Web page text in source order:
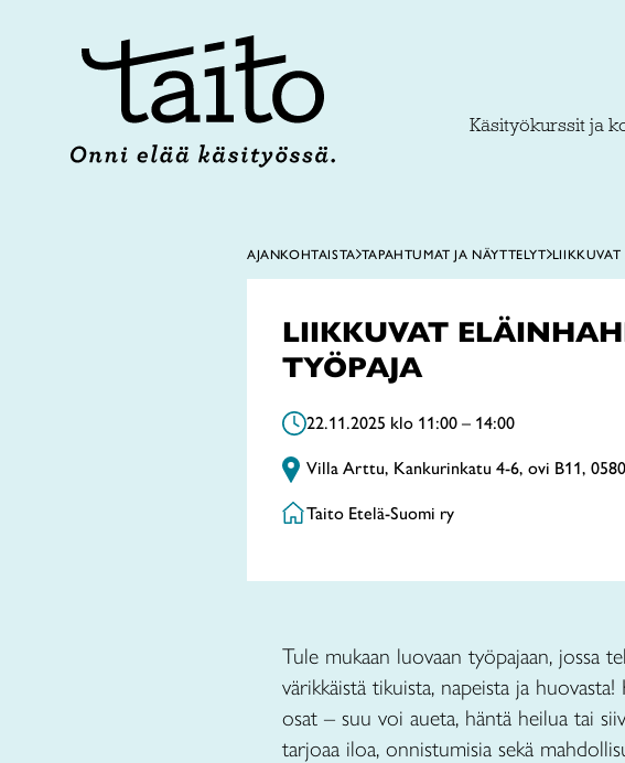
Käsityökurssit ja
AJANKOHTAISTA TAPAHTUMAT JA NÄYTTELYT LIIKKUVAT
LIIKKUVAT
TYÖPAJA
22.11.2025 klo 11:00 – 14:00
Villa Arttu, Kankurinkatu 4-6, ovi B11,
Taito Etelä-Suomi ry
Tule mukaan luovaan työpajaan, jossa
värikkäistä tikuista, napeista ja
osat – suu voi aueta, häntä heilua tai
tarjoaa iloa, onnistumisia sekä